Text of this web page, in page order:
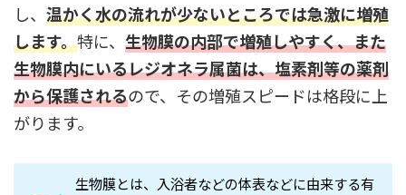
し、 温かく水の流れが少ないところでは急激に増殖
します。特に、 生物膜の内部で増殖しやすく、また
生物膜内にいるレジオネラ属菌は、塩素剤等の薬剤
から保護されるので、その増殖スピードは格段に上
がります。
生物膜とは、入浴者などの体表などに由来する有